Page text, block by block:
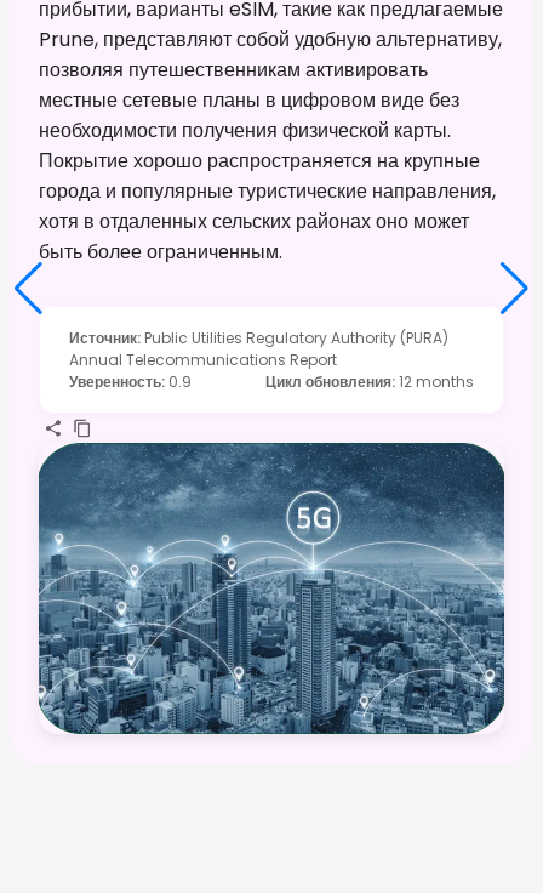
прибытии, варианты eSIM, такие как предлагаемые
Prune, представляют собой удобную альтернативу,
позволяя путешественникам активировать
местные сетевые планы в цифровом виде без
необходимости получения физической карты.
Покрытие хорошо распространяется на крупные
города и популярные туристические направления,
хотя в отдаленных сельских районах оно может
быть более ограниченным.
Источник: Public Utilities Regulatory Authority (PURA)
Annual Telecommunications Report
Уверенность: 0.9 Цикл обновления:12 months